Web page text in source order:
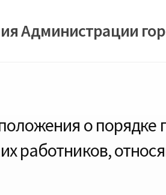
Администрации
о
работников,